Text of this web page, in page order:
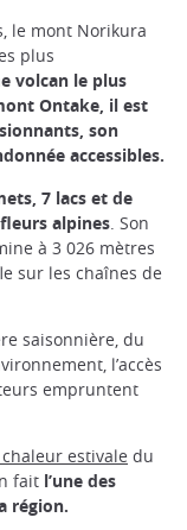
le mont Norikura
plus
volcan le plus
Ontake, il est
son
accessibles.
7 lacs et de
alpines . Son
à 3 026 mètres
sur les chaînes de
saisonnière, du
l’accès
empruntent
estivale du
fait l’une des
région.